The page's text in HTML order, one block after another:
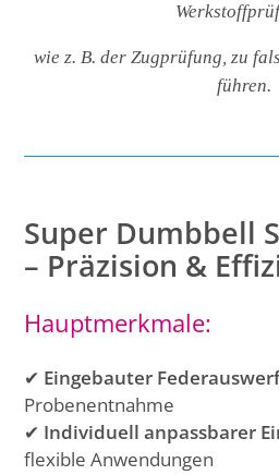
wie z. B. der Zugprüfung, zu
führen.
Super Dumbbell
– Präzision &
Hauptmerkmale:
✔ Eingebauter
Probenentnahme
✔ Individuell anpassbarer
flexible Anwendungen